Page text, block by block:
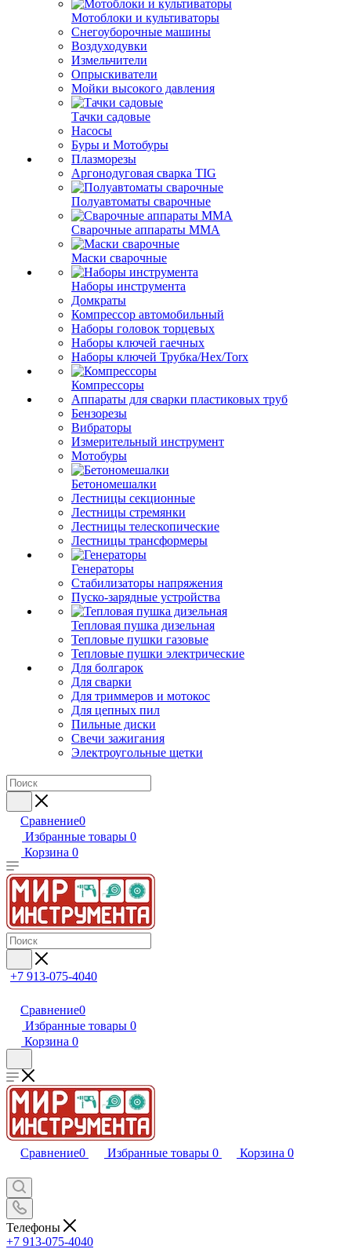
Мотоблоки и культиваторы
Снегоуборочные машины
Воздуходувки
Измельчители
Опрыскиватели
Мойки высокого давления
Тачки садовые
Насосы
Буры и Мотобуры
Плазморезы
Аргонодуговая сварка TIG
Полуавтоматы сварочные
Сварочные аппараты ММА
Маски сварочные
Наборы инструмента
Домкраты
Компрессор автомобильный
Наборы головок торцевых
Наборы ключей гаечных
Наборы ключей Трубка/Hex/Torx
Компрессоры
Аппараты для сварки пластиковых труб
Бензорезы
Вибраторы
Измерительный инструмент
Мотобуры
Бетономешалки
Лестницы секционные
Лестницы стремянки
Лестницы телескопические
Лестницы трансформеры
Генераторы
Стабилизаторы напряжения
Пуско-зарядные устройства
Тепловая пушка дизельная
Тепловые пушки газовые
Тепловые пушки электрические
Для болгарок
Для сварки
Для триммеров и мотокос
Для цепных пил
Пильные диски
Свечи зажигания
Электроугольные щетки
Сравнение0
Избранные товары 0
Корзина 0
+7 913-075-4040
Сравнение0
Избранные товары 0
Корзина 0
Сравнение0 Избранные товары 0 Корзина 0
Телефоны
+7 913-075-4040